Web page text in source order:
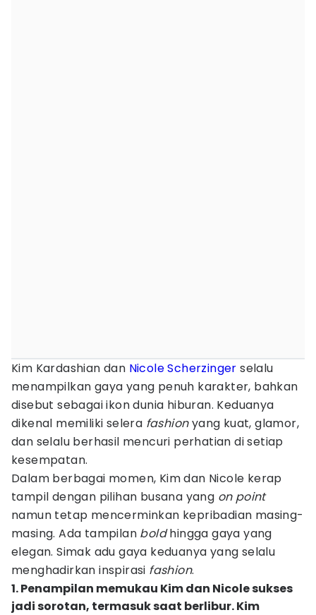
Kim Kardashian dan Nicole Scherzinger selalu
menampilkan gaya yang penuh karakter, bahkan
disebut sebagai ikon dunia hiburan. Keduanya
dikenal memiliki selera fashionyang kuat, glamor,
dan selalu berhasil mencuri perhatian di setiap
kesempatan.
Dalam berbagai momen, Kim dan Nicole kerap
tampil dengan pilihan busana yang on point
namun tetap mencerminkan kepribadian masing-
masing. Ada tampilan boldhingga gaya yang
elegan. Simak adu gaya keduanya yang selalu
menghadirkan inspirasi fashion.
1. Penampilan memukau Kim dan Nicole sukses
jadi sorotan, termasuk saat berlibur. Kim